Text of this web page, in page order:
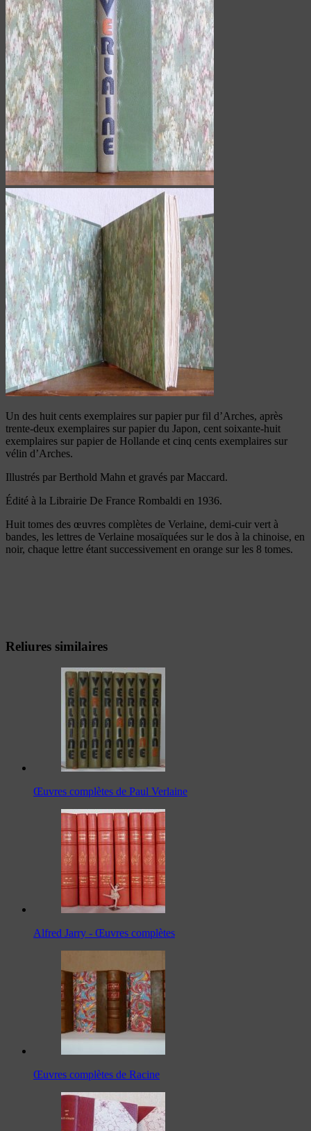
Un des huit cents exemplaires sur papier pur fil d’Arches, après
trente-deux exemplaires sur papier du Japon, cent soixante-huit
exemplaires sur papier de Hollande et cinq cents exemplaires sur
vélin d’Arches.
Illustrés par Berthold Mahn et gravés par Maccard.
Édité à la Librairie De France Rombaldi en 1936.
Huit tomes des œuvres complètes de Verlaine, demi-cuir vert à
bandes, les lettres de Verlaine mosaïquées sur le dos à la chinoise, en
noir, chaque lettre étant successivement en orange sur les 8 tomes.
Reliures similaires
Œuvres complètes de Paul Verlaine
Alfred Jarry - Œuvres complètes
Œuvres complètes de Racine